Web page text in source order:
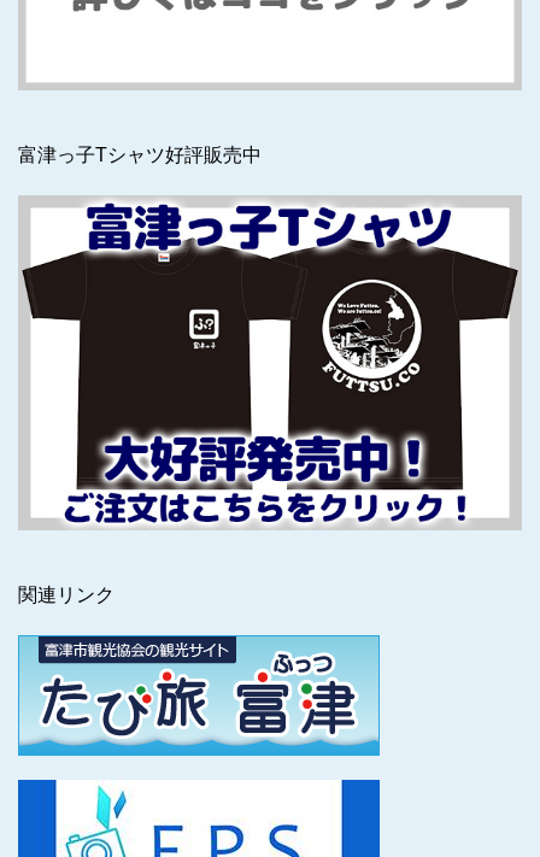
富津っ子Tシャツ好評販売中
関連リンク